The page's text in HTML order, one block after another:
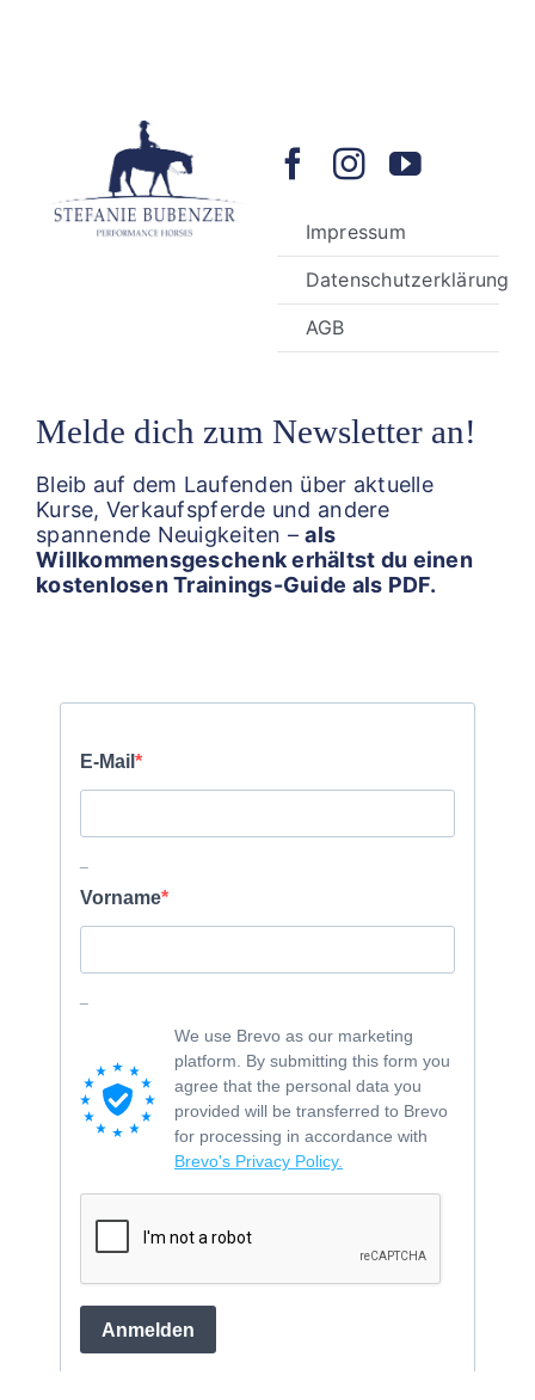
Impressum
Datenschutzerklärung
AGB
Melde dich zum Newsletter an!
Bleib auf dem Laufenden über aktuelle
Kurse, Verkaufspferde und andere
spannende Neuigkeiten –als
Willkommensgeschenk erhältst du einen
kostenlosen Trainings-Guide als PDF.